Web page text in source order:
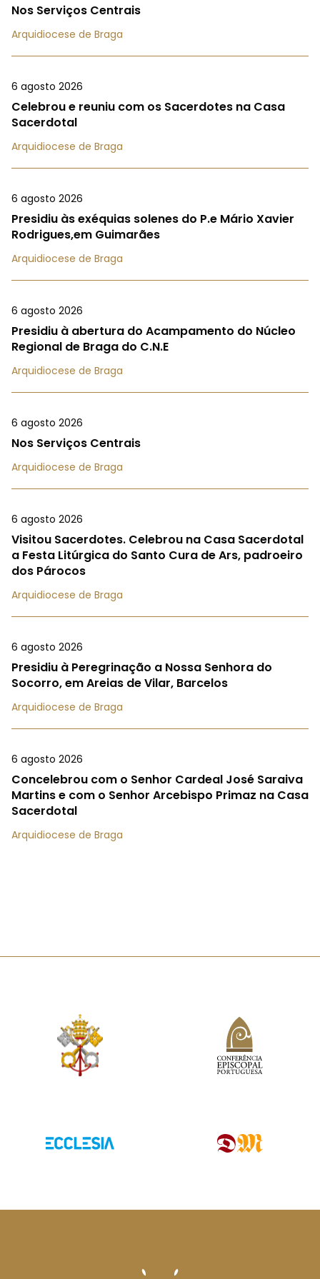
Nos Serviços Centrais
Arquidiocese de Braga
6 agosto 2026
Celebrou e reuniu com os Sacerdotes na Casa
Sacerdotal
Arquidiocese de Braga
6 agosto 2026
Presidiu às exéquias solenes do P.e Mário Xavier
Rodrigues,em Guimarães
Arquidiocese de Braga
6 agosto 2026
Presidiu à abertura do Acampamento do Núcleo
Regional de Braga do C.N.E
Arquidiocese de Braga
6 agosto 2026
Nos Serviços Centrais
Arquidiocese de Braga
6 agosto 2026
Visitou Sacerdotes. Celebrou na Casa Sacerdotal
a Festa Litúrgica do Santo Cura de Ars, padroeiro
dos Párocos
Arquidiocese de Braga
6 agosto 2026
Presidiu à Peregrinação a Nossa Senhora do
Socorro, em Areias de Vilar, Barcelos
Arquidiocese de Braga
6 agosto 2026
Concelebrou com o Senhor Cardeal José Saraiva
Martins e com o Senhor Arcebispo Primaz na Casa
Sacerdotal
Arquidiocese de Braga